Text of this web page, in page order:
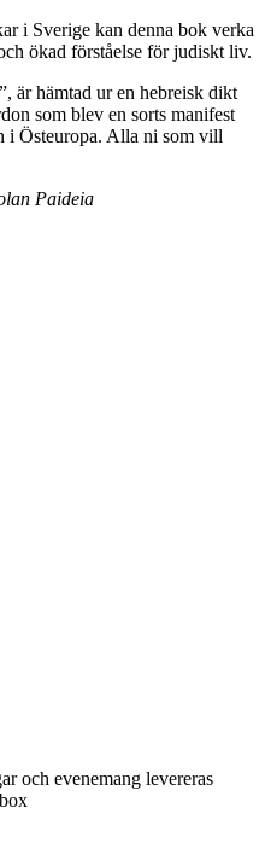
i Sverige kan denna bok verka
ökad förståelse för judiskt liv.
är hämtad ur en hebreisk dikt
som blev en sorts manifest
i Östeuropa. Alla ni som vill
Paideia
och evenemang levereras